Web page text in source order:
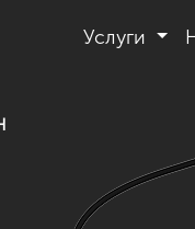
Услуги